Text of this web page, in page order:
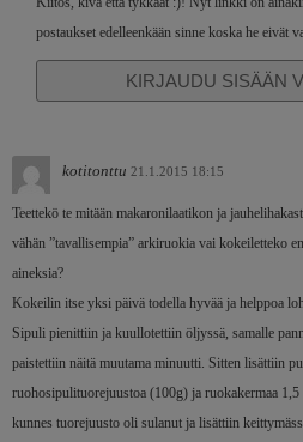
postaukset edelleenkään sinne koska he eivät
KIRJAUDU SISÄÄN
kotitonttu 21.1.2015 18:15
Teettekö te mitään makaronilaatikon ja
vähän ”tavallisempia” arkiruokia vai kokeiletteko
aineksia?
Kokeilin itse yksi päivä todella hyvää ja helppoa
Sipuli pienittiin ja kuullotettiin öljyssä, samalle
paistettiin näitä muutama minuutti. Sitten lisättiin
ruohosipulituorejuustoa (100g) ja ruokakermaa
kunnes tuorejuusto oli sulanut ja lisättiin